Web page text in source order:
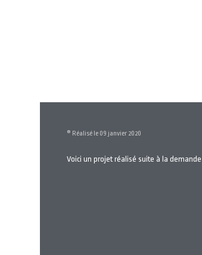
® Réalisé le 09 janvier 2020
Voici un projet réalisé suite à la